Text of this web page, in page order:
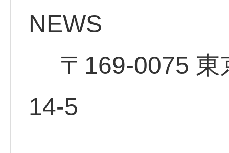
〒169-0075 東